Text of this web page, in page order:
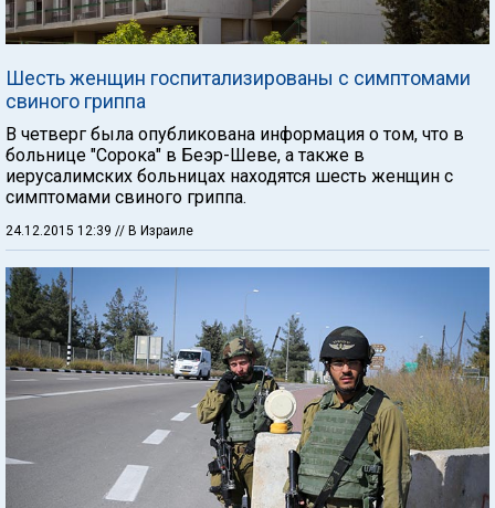
Шесть женщин госпитализированы с симптомами
свиного гриппа
В четверг была опубликована информация о том, что в
больнице "Сорока" в Беэр-Шеве, а также в
иерусалимских больницах находятся шесть женщин с
симптомами свиного гриппа.
24.12.2015 12:39 // В Израиле